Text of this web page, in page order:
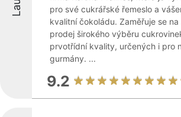
pro své cukrářské řemeslo a
kvalitní čokoládu. Zaměřuje se
prodej širokého výběru
prvotřídní kvality, určených i pro
gurmány. ...
9.2